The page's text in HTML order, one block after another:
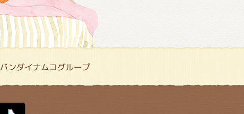
バンダイナムコグループ